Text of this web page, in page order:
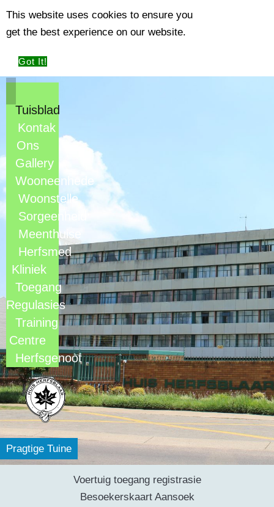
This website uses cookies to ensure you
get the best experience on our website.
Got It!
Tuisblad
Kontak
Ons
Gallery
Wooneenhede
Woonstelle
Sorgeenheid
Meenthuise
Herfsmed
Kliniek
Toegang
Regulasies
Training
Centre
Herfsgenoot
Voertuig toegang registrasie
Besoekerskaart Aansoek
Pragtige Tuine